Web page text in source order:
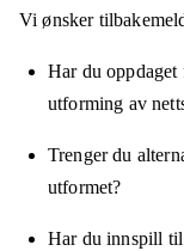
Vi ønsker
Har du
utforming av
Trenger du
utformet?
Har du innspill til